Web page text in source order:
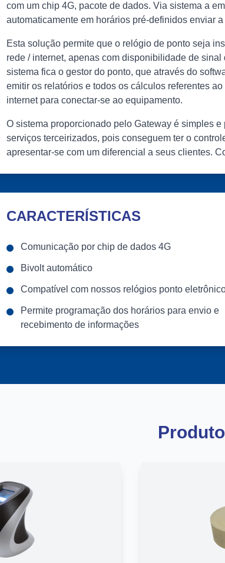
com um chip 4G, pacote de dados. Via sistema a
automaticamente em horários pré-definidos enviar
Esta solução permite que o relógio de ponto seja
rede / internet, apenas com disponibilidade de
sistema fica o gestor do ponto, que através do
emitir os relatórios e todos os cálculos referentes
internet para conectar-se ao equipamento.
O sistema proporcionado pelo Gateway é simples
serviços terceirizados, pois conseguem ter o
apresentar-se com um diferencial a seus clientes.
CARACTERÍSTICAS
Comunicação por chip de dados 4G
Bivolt automático
Compatível com nossos relógios ponto
Permite programação dos horários para envio e
recebimento de informações